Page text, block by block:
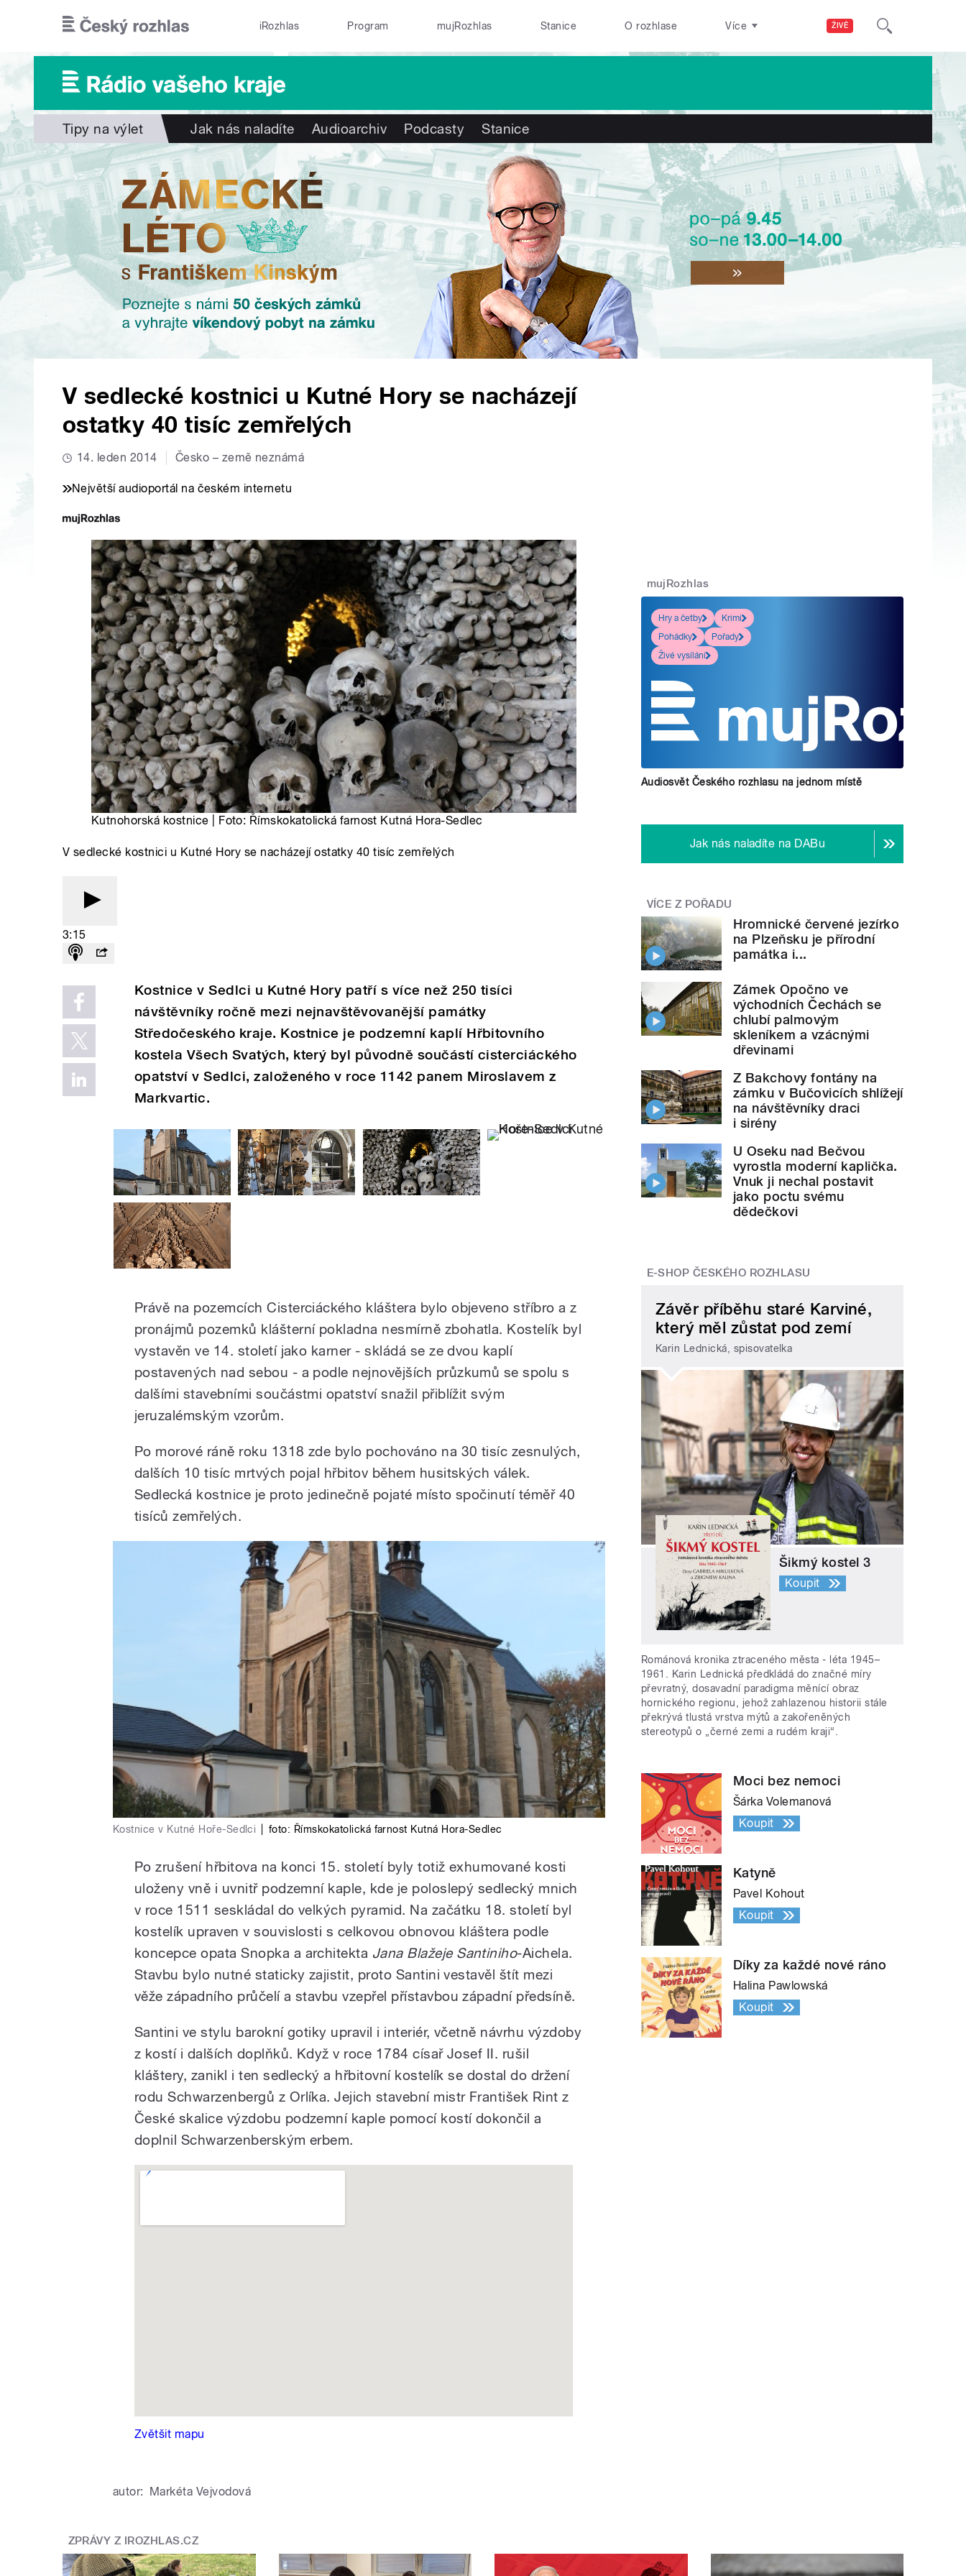
ŽIVĚ
iRozhlas Program mujRozhlas Stanice O rozhlase Více
Tipy na výlet Jak nás naladíte Audioarchiv Podcasty Stanice
V sedlecké kostnici u Kutné Hory se nacházejí
ostatky 40 tisíc zemřelých
14. leden 2014 Česko – země neznámá
Největší audioportál na českém internetu
Kutnohorská kostnice | Foto: Římskokatolická farnost Kutná Hora-Sedlec
V sedlecké kostnici u Kutné Hory se nacházejí ostatky 40 tisíc zemřelých
3:15
Kostnice v Sedlci u Kutné Hory patří s více než 250 tisíci
návštěvníky ročně mezi nejnavštěvovanější památky
Středočeského kraje. Kostnice je podzemní kaplí Hřbitovního
kostela Všech Svatých, který byl původně součástí cisterciáckého
opatství v Sedlci, založeného v roce 1142 panem Miroslavem z
Markvartic.
Právě na pozemcích Cisterciáckého kláštera bylo objeveno stříbro a z
pronájmů pozemků klášterní pokladna nesmírně zbohatla. Kostelík byl
vystavěn ve 14. století jako karner - skládá se ze dvou kaplí
postavených nad sebou - a podle nejnovějších průzkumů se spolu s
dalšími stavebními součástmi opatství snažil přiblížit svým
jeruzalémským vzorům.
Po morové ráně roku 1318 zde bylo pochováno na 30 tisíc zesnulých,
dalších 10 tisíc mrtvých pojal hřbitov během husitských válek.
Sedlecká kostnice je proto jedinečně pojaté místo spočinutí téměř 40
tisíců zemřelých.
Kostnice v Kutné Hoře-Sedlci foto: Římskokatolická farnost Kutná Hora-Sedlec
Po zrušení hřbitova na konci 15. století byly totiž exhumované kosti
uloženy vně i uvnitř podzemní kaple, kde je poloslepý sedlecký mnich
v roce 1511 seskládal do velkých pyramid. Na začátku 18. století byl
kostelík upraven v souvislosti s celkovou obnovou kláštera podle
koncepce opata Snopka a architekta Jana Blažeje Santiniho-Aichela.
Stavbu bylo nutné staticky zajistit, proto Santini vestavěl štít mezi
věže západního průčelí a stavbu vzepřel přístavbou západní předsíně.
Santini ve stylu barokní gotiky upravil i interiér, včetně návrhu výzdoby
z kostí i dalších doplňků. Když v roce 1784 císař Josef II. rušil
kláštery, zanikl i ten sedlecký a hřbitovní kostelík se dostal do držení
rodu Schwarzenbergů z Orlíka. Jejich stavební mistr František Rint z
České skalice výzdobu podzemní kaple pomocí kostí dokončil a
doplnil Schwarzenberským erbem.
Zvětšit mapu
autor: Markéta Vejvodová
mujRozhlas
Hry a četby
Krimi
Pohádky
Pořady
Živé vysílání
Audiosvět Českého rozhlasu na jednom místě
Jak nás naladíte na DABu
VÍCE Z POŘADU
Hromnické červené jezírko
na Plzeňsku je přírodní
památka i...
Zámek Opočno ve
východních Čechách se
chlubí palmovým
skleníkem a vzácnými
dřevinami
Z Bakchovy fontány na
zámku v Bučovicích shlížejí
na návštěvníky draci
i sirény
U Oseku nad Bečvou
vyrostla moderní kaplička.
Vnuk ji nechal postavit
jako poctu svému
dědečkovi
E-SHOP ČESKÉHO ROZHLASU
Závěr příběhu staré Karviné,
který měl zůstat pod zemí
Karin Lednická, spisovatelka
Šikmý kostel 3
Koupit
Románová kronika ztraceného města - léta 1945–
1961. Karin Lednická předkládá do značné míry
převratný, dosavadní paradigma měnící obraz
hornického regionu, jehož zahlazenou historii stále
překrývá tlustá vrstva mýtů a zakořeněných
stereotypů o „černé zemi a rudém kraji“.
Moci bez nemoci
Šárka Volemanová
Koupit
Katyně
Pavel Kohout
Koupit
Díky za každé nové ráno
Halina Pawlowská
Koupit
ZPRÁVY Z IROZHLAS.CZ